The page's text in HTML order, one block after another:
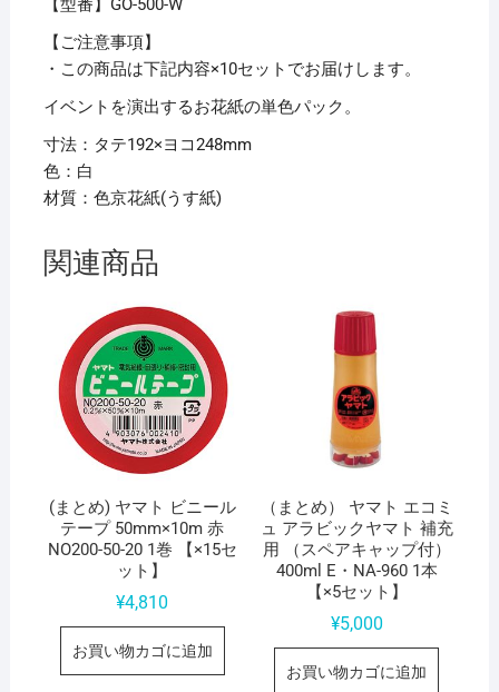
ト】
個
【型番】GO-500-W
【ご注意事項】
・この商品は下記内容×10セットでお届けします。
イベントを演出するお花紙の単色パック。
寸法：タテ192×ヨコ248mm
色：白
材質：色京花紙(うす紙)
関連商品
(まとめ) ヤマト ビニール
テープ 50mm×10m 赤
NO200-50-20 1巻 【×15セ
ット】
¥4,810
お買い物カゴに追加
（まとめ） ヤマト エコミ
ュ アラビックヤマト 補充
用 （スペアキャップ付）
400ml E・NA-960 1本
【×5セット】
¥5,000
お買い物カゴに追加